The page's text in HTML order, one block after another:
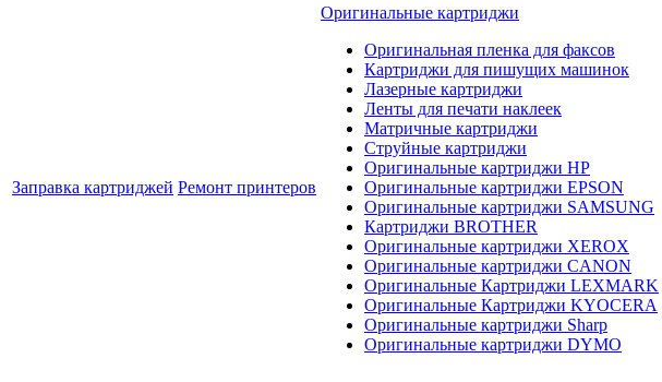
Заправка картриджей Ремонт принтеров
Оригинальные картриджи
Оригинальная пленка для факсов
Картриджи для пишущих машинок
Лазерные картриджи
Ленты для печати наклеек
Матричные картриджи
Струйные картриджи
Оригинальные картриджи HP
Оригинальные картриджи EPSON
Оригинальные картриджи SAMSUNG
Картриджи BROTHER
Оригинальные картриджи XEROX
Оригинальные картриджи CANON
Оригинальные Картриджи LEXMARK
Оригинальные Картриджи KYOCERA
Оригинальные картриджи Sharp
Оригинальные картриджи DYMO